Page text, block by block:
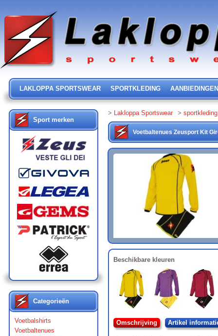
LAKLOPPA SPORTSWEAR SPORTKLEDING AANBIEDINGEN
Sport merken
Categorieën
Voetbalshirts
Voetbaltenues
> Lakloppa Sportswear > sportkleding
Voetbaltenues Zeusport Kit
Beschikbare kleuren
Omschrijving Artikel